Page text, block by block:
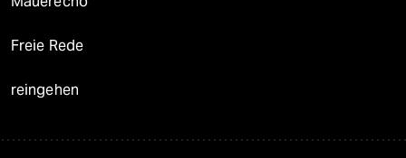
Freie Rede
reingehen